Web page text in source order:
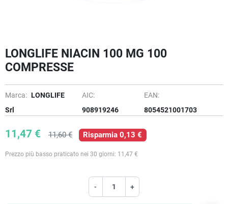
LONGLIFE NIACIN 100 MG 100
COMPRESSE
Marca: LONGLIFE
Srl
AIC:
908919246
EAN:
8054521001703
11,47 € 11,60 € Risparmia 0,13 €
Prezzo più basso praticato nei 30 giorni: 11,47 €
- +